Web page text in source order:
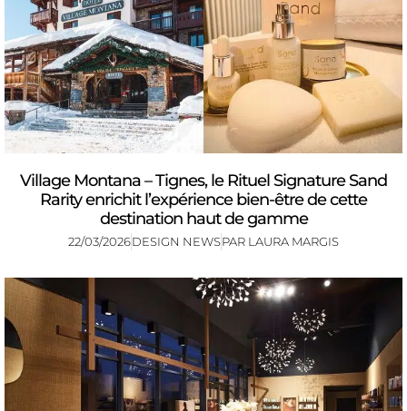
Village Montana – Tignes, le Rituel Signature Sand
Rarity enrichit l’expérience bien-être de cette
destination haut de gamme
22/03/2026DESIGN NEWSPAR LAURA MARGIS